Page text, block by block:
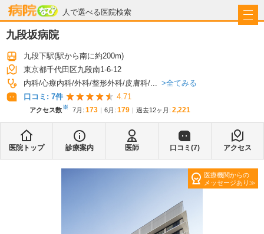
人で選べる医院検索
病院なび
九段坂病院
九段下駅(駅から南に約200m)
東京都千代田区九段南1-6-12
内科 心療内科 外科 整形外科 皮膚科 ...
全てみる
口コミ: 7件 4.71
アクセス数※ 7月 : 173 6月 : 179 過去12ヶ月: 2,221
医院トップ 診療案内 医師 口コミ(7) アクセス
医療機関からの
メッセージあり